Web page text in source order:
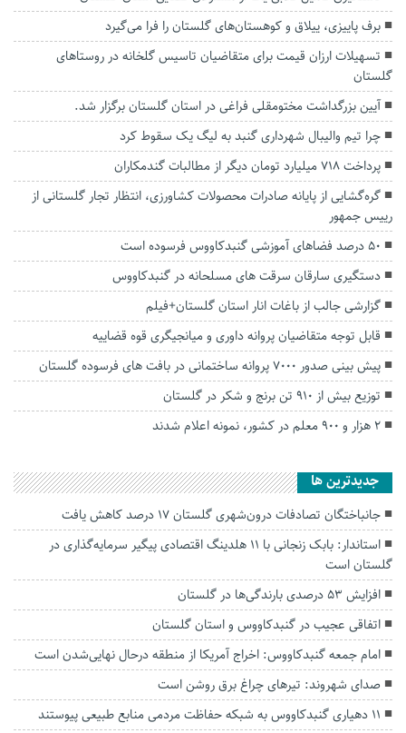
برف پاییزی، ییلاق و کوهستان‌های گلستان را فرا می‌گیرد
تسهیلات ارزان قیمت برای متقاضیان تاسیس گلخانه در روستا‌های
گلستان
آیین بزرگداشت مختومقلی فراغی در استان گلستان برگزار شد.
چرا تیم والیبال شهرداری گنبد به لیگ یک سقوط کرد
پرداخت ۷۱۸ میلیارد تومان دیگر از مطالبات گندمکاران
گره‌گشایی از پایانه صادرات محصولات کشاورزی، انتظار تجار گلستانی از
رییس جمهور
۵۰ درصد فضاهای آموزشی گنبدکاووس فرسوده است
دستگيری سارقان سرقت های مسلحانه در گنبدكاووس
گزارشی جالب از باغات انار استان گلستان+فیلم
قابل توجه متقاضیان پروانه داوری و میانجیگری قوه قضاییه
پیش بینی صدور ۷۰۰۰ پروانه ساختمانی در بافت های فرسوده گلستان
توزیع بیش از ۹۱۰ تن برنج و شکر در گلستان
۲ هزار و ۹۰۰ معلم در کشور، نمونه اعلام شدند
جديدترين ها
جانباختگان تصادفات درون‌شهری گلستان ۱۷ درصد کاهش یافت
استاندار: بابک زنجانی با ۱۱ هلدینگ اقتصادی پیگیر سرمایه‌گذاری در
گلستان است
افزایش ۵۳ درصدی بارندگی‌ها در گلستان
اتفاقی عجیب در‌ گنبدکاووس و استان گلستان
امام جمعه گنبدکاووس: اخراج آمریکا از منطقه درحال نهایی‌شدن است
صدای شهروند: تیرهای چراغ برق روشن است
۱۱ دهیاری گنبدکاووس به شبکه حفاظت مردمی منابع طبیعی پیوستند